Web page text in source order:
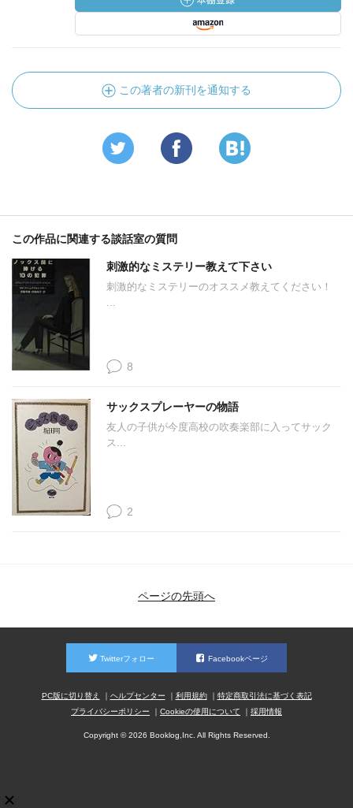
この著者の新刊を通知する
この作品に関連する談話室の質問
刺激的なミステリー教えて下さい
刺激的なミステリーのオススメ教えてください！
...
8
サックスプレーヤーの物語
友人の子供が今度高校の吹奏楽部に入ってサック
ス...
2
ページの先頭へ
Twitterフォロー Facebookページ
PC版に切り替え ヘルプセンター 利用規約
特定商取引法に基づく表記
プライバシーポリシー
Cookieの使用について 採用情報
Copyright © 2026 Booklog,Inc. All Rights Reserved.